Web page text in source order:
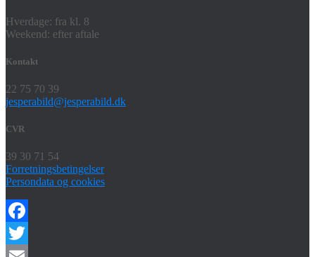
Hverdage: fra kl. 8
Weekend: efter aftale
Kontakt
22 75 70 39
jesperabild@jesperabild.dk
CVR
39 30 71 54
Forretningsbetingelser
Persondata og cookies
Facebook